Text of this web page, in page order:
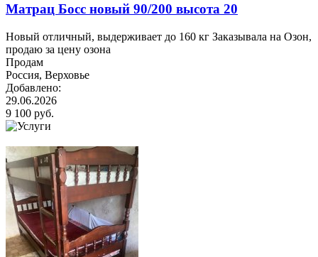
Матрац Босс новый 90/200 высота 20
Новый отличный, выдерживает до 160 кг Заказывала на Озон,
продаю за цену озона
Продам
Россия, Верховье
Добавлено:
29.06.2026
9 100 руб.